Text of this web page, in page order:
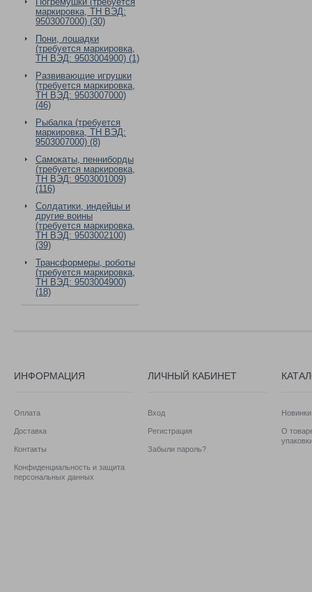
маркировка, ТН ВЭД:
9503007000) (30)
Пони, лошадки
(требуется маркировка,
ТН ВЭД: 9503004900) (1)
Развивающие игрушки
(требуется маркировка,
ТН ВЭД: 9503007000)
(46)
Рыбалка (требуется
маркировка, ТН ВЭД:
9503007000) (8)
Самокаты, пенниборды
(требуется маркировка,
ТН ВЭД: 9503001009)
(116)
Солдатики, индейцы и
другие воины
(требуется маркировка,
ТН ВЭД: 9503002100)
(39)
Трансформеры, роботы
(требуется маркировка,
ТН ВЭД: 9503004900)
(18)
ИНФОРМАЦИЯ
Оплата
Доставка
Контакты
Конфиденциальность и защита
персональных данных
ЛИЧНЫЙ КАБИНЕТ
Вход
Регистрация
Забыли пароль?
Новинки
О